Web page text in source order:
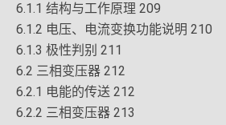
6.1.1 结构与工作原理 209
6.1.2 电压、电流变换功能说明 210
6.1.3 极性判别 211
6.2 三相变压器 212
6.2.1 电能的传送 212
6.2.2 三相变压器 213